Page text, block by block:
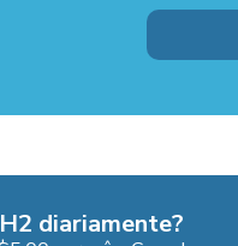
diariamente?